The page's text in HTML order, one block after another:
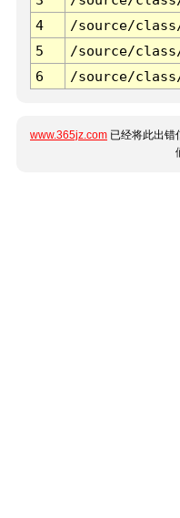
4
/source/
5
/source/
6
/source/
www.365jz.com 已经将此出错